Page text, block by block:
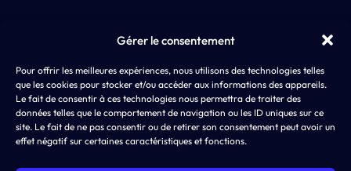
Gérer le consentement
Pour offrir les meilleures expériences, nous utilisons des technologies telles
que les cookies pour stocker et/ou accéder aux informations des appareils.
Le fait de consentir à ces technologies nous permettra de traiter des
données telles que le comportement de navigation ou les ID uniques sur ce
site. Le fait de ne pas consentir ou de retirer son consentement peut avoir un
effet négatif sur certaines caractéristiques et fonctions.
AD4SCREEN
8 rue de Choiseul
75002 PARIS
App
SEA